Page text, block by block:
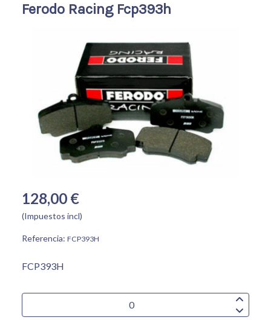
Ferodo Racing Fcp393h
128,00 €
(Impuestos incl)
Referencia: FCP393H
FCP393H